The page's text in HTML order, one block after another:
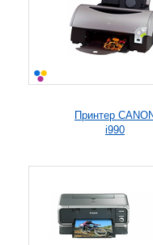
Принтер
i990